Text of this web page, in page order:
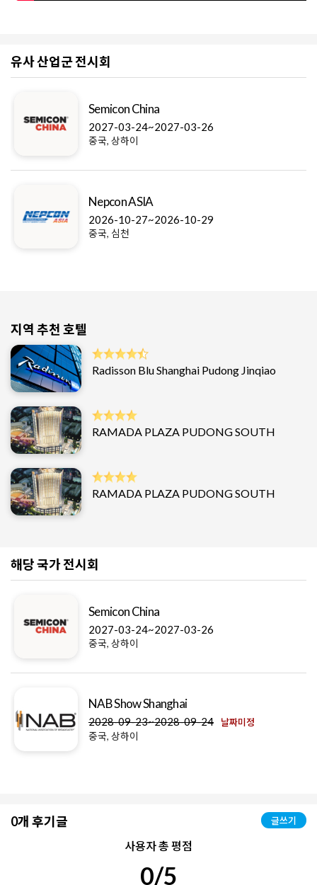
유사 산업군 전시회
Semicon China
2027-03-24~2027-03-26
중국, 상하이
Nepcon ASIA
2026-10-27~2026-10-29
중국, 심천
지역 추천 호텔
Radisson Blu Shanghai Pudong Jinqiao
RAMADA PLAZA PUDONG SOUTH
RAMADA PLAZA PUDONG SOUTH
해당 국가 전시회
Semicon China
2027-03-24~2027-03-26
중국, 상하이
NAB Show Shanghai
2028-09-23~2028-09-24 날짜미정
중국, 상하이
0개 후기글 글쓰기
사용자 총 평점
0/5